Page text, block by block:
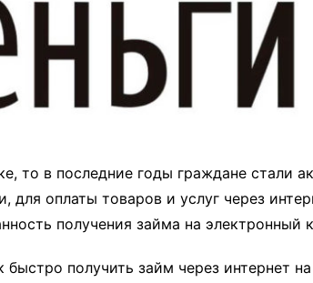
то в последние годы граждане стали
для оплаты товаров и услуг через
получения займа на электронный
быстро получить займ через интернет